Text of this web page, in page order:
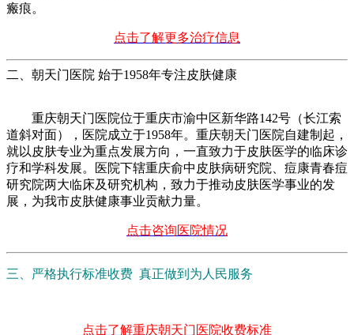
瘢痕。
点击了解更多治疗信息
二、朝天门医院 始于1958年专注皮肤健康
重庆朝天门医院位于重庆市渝中区新华路142号（长江索
道斜对面），医院成立于1958年。重庆朝天门医院自建制起，
就以皮肤专业为重点发展方向，一直致力于皮肤医学的临床诊
疗和学科发展。医院下辖重庆俞中皮肤病研究院、痘康青春痘
研究院两大临床及研究机构，致力于推动皮肤医学事业的发
展，为我市皮肤健康事业贡献力量。
点击咨询医院情况
三、严格执行标准收费 真正做到为人民服务
点击了解重庆朝天门医院收费标准